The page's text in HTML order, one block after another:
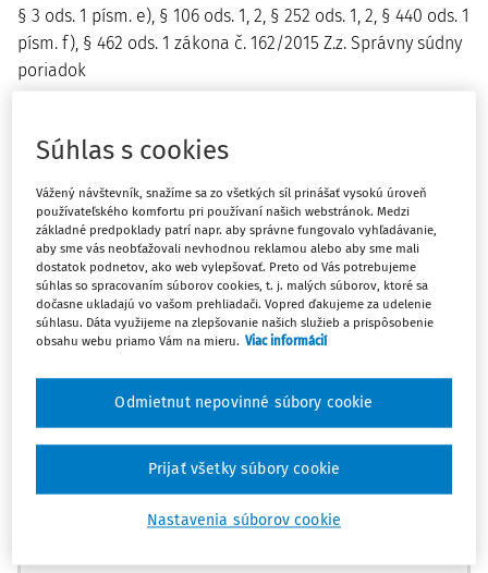
§ 3 ods. 1 písm. e), § 106 ods. 1, 2, § 252 ods. 1, 2, § 440 ods. 1
písm. f), § 462 ods. 1 zákona č. 162/2015 Z.z. Správny súdny
poriadok
o zápise vlastníckych a iných práv k nehnuteľnostiam
Ak správny súd nepočkal na uplynutie lehoty, ktorú dal
žalobcovi na vyjadrenie k obsahu vyjadrenia žalovaného a
vydal uznesenie o zamietnutí žaloby, porušil zákon
nesprávnym procesným postupom, čím došlo k porušeniu
práva na spravodlivý proces.
UZNESENIE NAJVYŠŠIEHO SÚDU SR SP. ZN. 2SŽK/15/2018
SKUTKOVÝ STAV:
14Sa/20/2017-45 z 23. januára 2018 podľa
Máte predplatné? Prihláste sa
Ups, zatiaľ ste si prečítali len
začiatok...
Súhlas s cookies
Vážený návštevník, snažíme sa zo všetkých síl prinášať vysokú úroveň
používateľského komfortu pri používaní našich webstránok. Medzi
základné predpoklady patrí napr. aby správne fungovalo vyhľadávanie,
aby sme vás neobťažovali nevhodnou reklamou alebo aby sme mali
dostatok podnetov, ako web vylepšovať. Preto od Vás potrebujeme
súhlas so spracovaním súborov cookies, t. j. malých súborov, ktoré sa
dočasne ukladajú vo vašom prehliadači. Vopred ďakujeme za udelenie
súhlasu. Dáta využijeme na zlepšovanie našich služieb a prispôsobenie
obsahu webu priamo Vám na mieru. Viac informácií
Nastavenia súborov cookie
Odmietnut nepovinné súbory cookie
Prijať všetky súbory cookie